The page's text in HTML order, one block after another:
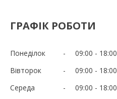
ГРАФІК РОБОТИ
Понеділок 09:00
18:00
Вівторок
09:00
18:00
Середа
09:00
18:00